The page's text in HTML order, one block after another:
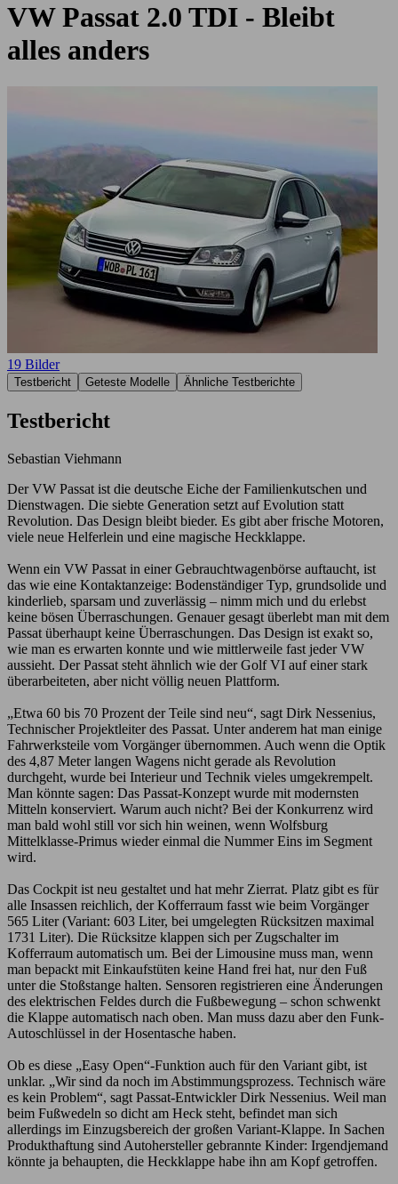
VW Passat 2.0 TDI - Bleibt
alles anders
19 Bilder
Testbericht Geteste Modelle Ähnliche Testberichte
Testbericht
Sebastian Viehmann
Der VW Passat ist die deutsche Eiche der Familienkutschen und
Dienstwagen. Die siebte Generation setzt auf Evolution statt
Revolution. Das Design bleibt bieder. Es gibt aber frische Motoren,
viele neue Helferlein und eine magische Heckklappe.
Wenn ein VW Passat in einer Gebrauchtwagenbörse auftaucht, ist
das wie eine Kontaktanzeige: Bodenständiger Typ, grundsolide und
kinderlieb, sparsam und zuverlässig – nimm mich und du erlebst
keine bösen Überraschungen. Genauer gesagt überlebt man mit dem
Passat überhaupt keine Überraschungen. Das Design ist exakt so,
wie man es erwarten konnte und wie mittlerweile fast jeder VW
aussieht. Der Passat steht ähnlich wie der Golf VI auf einer stark
überarbeiteten, aber nicht völlig neuen Plattform.
„Etwa 60 bis 70 Prozent der Teile sind neu“, sagt Dirk Nessenius,
Technischer Projektleiter des Passat. Unter anderem hat man einige
Fahrwerksteile vom Vorgänger übernommen. Auch wenn die Optik
des 4,87 Meter langen Wagens nicht gerade als Revolution
durchgeht, wurde bei Interieur und Technik vieles umgekrempelt.
Man könnte sagen: Das Passat-Konzept wurde mit modernsten
Mitteln konserviert. Warum auch nicht? Bei der Konkurrenz wird
man bald wohl still vor sich hin weinen, wenn Wolfsburg
Mittelklasse-Primus wieder einmal die Nummer Eins im Segment
wird.
Das Cockpit ist neu gestaltet und hat mehr Zierrat. Platz gibt es für
alle Insassen reichlich, der Kofferraum fasst wie beim Vorgänger
565 Liter (Variant: 603 Liter, bei umgelegten Rücksitzen maximal
1731 Liter). Die Rücksitze klappen sich per Zugschalter im
Kofferraum automatisch um. Bei der Limousine muss man, wenn
man bepackt mit Einkaufstüten keine Hand frei hat, nur den Fuß
unter die Stoßstange halten. Sensoren registrieren eine Änderungen
des elektrischen Feldes durch die Fußbewegung – schon schwenkt
die Klappe automatisch nach oben. Man muss dazu aber den Funk-
Autoschlüssel in der Hosentasche haben.
Ob es diese „Easy Open“-Funktion auch für den Variant gibt, ist
unklar. „Wir sind da noch im Abstimmungsprozess. Technisch wäre
es kein Problem“, sagt Passat-Entwickler Dirk Nessenius. Weil man
beim Fußwedeln so dicht am Heck steht, befindet man sich
allerdings im Einzugsbereich der großen Variant-Klappe. In Sachen
Produkthaftung sind Autohersteller gebrannte Kinder: Irgendjemand
könnte ja behaupten, die Heckklappe habe ihn am Kopf getroffen.